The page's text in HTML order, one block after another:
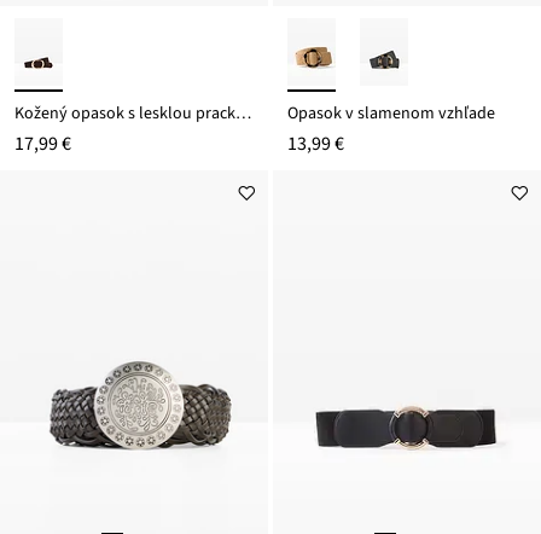
Kožený opasok s lesklou prackou
17,99 €
Opasok v slamenom vzhľade
13,99 €